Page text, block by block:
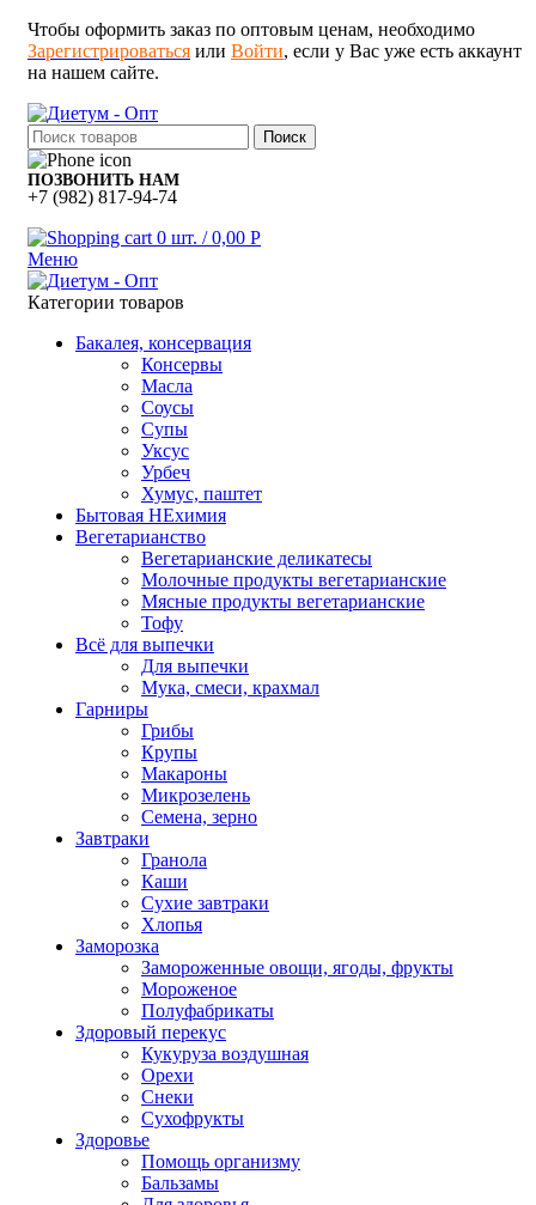
Чтобы оформить заказ по оптовым ценам, необходимо
Зарегистрироваться или Войти, если у Вас уже есть аккаунт
на нашем сайте.
Поиск
ПОЗВОНИТЬ НАМ
+7 (982) 817-94-74
0 шт. / 0,00 Р
Меню
Категории товаров
Бакалея, консервация
Консервы
Масла
Соусы
Супы
Уксус
Урбеч
Хумус, паштет
Бытовая НЕхимия
Вегетарианство
Вегетарианские деликатесы
Молочные продукты вегетарианские
Мясные продукты вегетарианские
Тофу
Всё для выпечки
Для выпечки
Мука, смеси, крахмал
Гарниры
Грибы
Крупы
Макароны
Микрозелень
Семена, зерно
Завтраки
Гранола
Каши
Сухие завтраки
Хлопья
Заморозка
Замороженные овощи, ягоды, фрукты
Мороженое
Полуфабрикаты
Здоровый перекус
Кукуруза воздушная
Орехи
Снеки
Сухофрукты
Здоровье
Помощь организму
Бальзамы